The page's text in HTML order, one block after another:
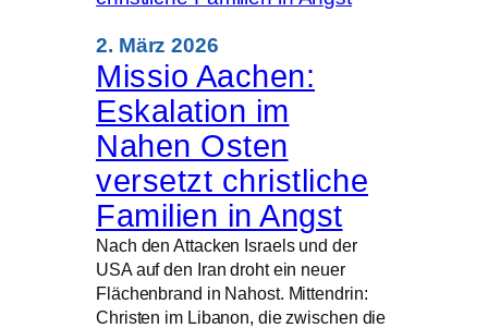
spitzt
sich
zu
2. März 2026
Missio Aachen:
Eskalation im
Nahen Osten
versetzt christliche
Familien in Angst
Nach den Attacken Israels und der
USA auf den Iran droht ein neuer
Flächenbrand in Nahost. Mittendrin:
Christen im Libanon, die zwischen die